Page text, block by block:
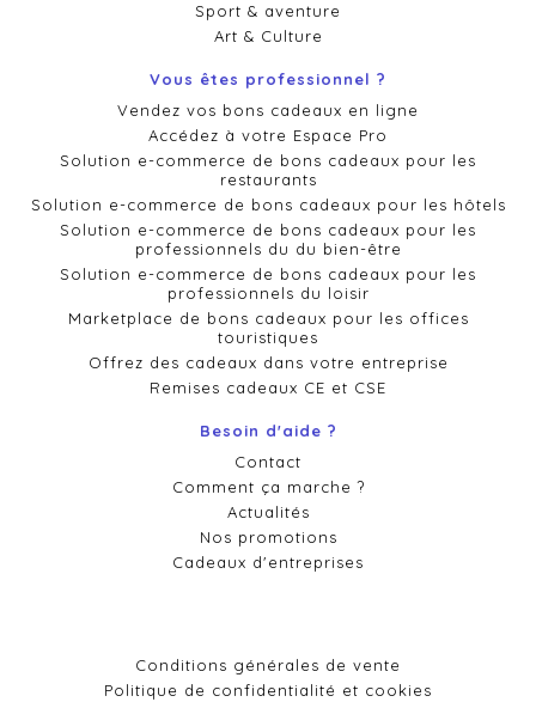
Sport & aventure
Art & Culture
Vous êtes professionnel ?
Vendez vos bons cadeaux en ligne
Accédez à votre Espace Pro
Solution e-commerce de bons cadeaux pour les
restaurants
Solution e-commerce de bons cadeaux pour les hôtels
Solution e-commerce de bons cadeaux pour les
professionnels du du bien-être
Solution e-commerce de bons cadeaux pour les
professionnels du loisir
Marketplace de bons cadeaux pour les offices
touristiques
Offrez des cadeaux dans votre entreprise
Remises cadeaux CE et CSE
Besoin d'aide ?
Contact
Comment ça marche ?
Actualités
Nos promotions
Cadeaux d'entreprises
Conditions générales de vente
Politique de confidentialité et cookies